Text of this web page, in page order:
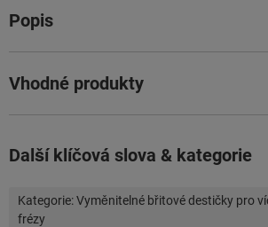
Popis
Vhodné produkty
Další klíčová slova & kategorie
Kategorie:Vyměnitelné břitové destičky pro
frézy